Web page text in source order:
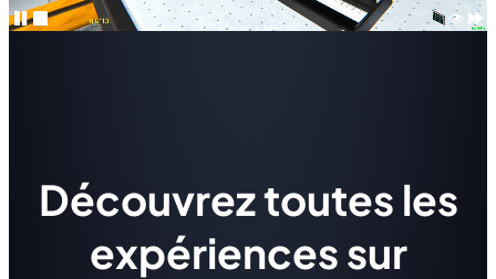
Découvrez toutes les
expériences sur